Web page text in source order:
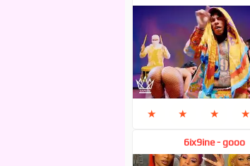
★ ★ ★ ★
6ix9ine - gooo